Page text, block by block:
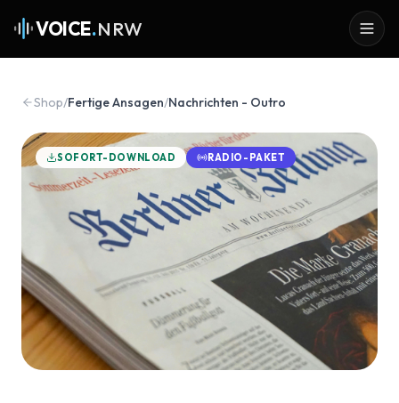
VOICE.NRW
Shop/Fertige Ansagen/Nachrichten - Outro
SOFORT-DOWNLOAD RADIO-PAKET